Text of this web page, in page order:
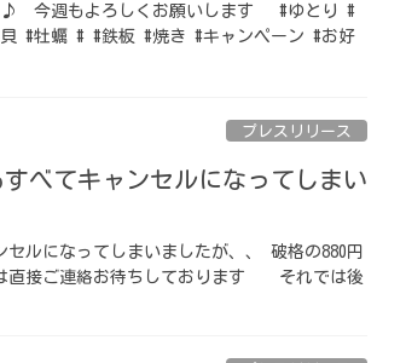
♪ 今週もよろしくお願いします #ゆとり #
#牡蠣 # #鉄板 #焼き #キャンペーン #お好
プレスリリース
べてキャンセルになってしまい
ルになってしまいましたが、、 破格の880円
直接ご連絡お待ちしております それでは後